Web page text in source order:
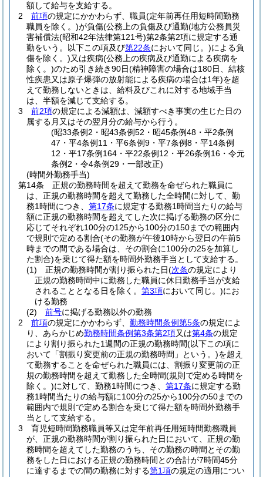
額して給与を支給する。
2
前項の規定にかかわらず、職員(定年前再任用短時間勤務
職員を除く。)が負傷(公務上の負傷及び通勤(地方公務員災
害補償法(昭和42年法律第121号)第2条第2項に規定する通
勤をいう。以下この項及び第22条において同じ。)による負
傷を除く。)又は疾病(公務上の疾病及び通勤による疾病を
除く。)のため引き続き90日(精神障害の場合は180日、結核
性疾患又は原子爆弾の放射能による疾病の場合は1年)を超
えて勤務しないときは、給料及びこれに対する地域手当
は、半額を減じて支給する。
3
前2項の規定による減額は、減額すべき事実の生じた日の
属する月又はその翌月分の給与から行う。
(昭33条例2・昭43条例52・昭45条例48・平2条例
47・平4条例11・平6条例9・平7条例8・平14条例
12・平17条例164・平22条例12・平26条例16・令元
条例2・令4条例29・一部改正)
(時間外勤務手当)
第14条
正規の勤務時間を超えて勤務を命ぜられた職員に
は、正規の勤務時間を超えて勤務した全時間に対して、勤
務1時間につき、 第17条に規定する勤務1時間当たりの給与
額に正規の勤務時間を超えてした次に掲げる勤務の区分に
応じてそれぞれ100分の125から100分の150までの範囲内
で規則で定める割合(その勤務が午後10時から翌日の午前5
時までの間である場合は、その割合に100分の25を加算し
た割合)を乗じて得た額を時間外勤務手当として支給する。
(1)
正規の勤務時間が割り振られた日(次条の規定により
正規の勤務時間中に勤務した職員に休日勤務手当が支給
されることとなる日を除く。 第3項において同じ。)にお
ける勤務
(2)
前号に掲げる勤務以外の勤務
2
前項の規定にかかわらず、 勤務時間条例第5条の規定によ
り、あらかじめ勤務時間条例第3条第2項又は第4条の規定
により割り振られた1週間の正規の勤務時間(以下この項に
おいて「割振り変更前の正規の勤務時間」という。)を超え
て勤務することを命ぜられた職員には、割振り変更前の正
規の勤務時間を超えて勤務した全時間(規則で定める時間を
除く。)に対して、勤務1時間につき、 第17条に規定する勤
務1時間当たりの給与額に100分の25から100分の50までの
範囲内で規則で定める割合を乗じて得た額を時間外勤務手
当として支給する。
3
育児短時間勤務職員等又は定年前再任用短時間勤務職員
が、正規の勤務時間が割り振られた日において、正規の勤
務時間を超えてした勤務のうち、その勤務の時間とその勤
務をした日における正規の勤務時間との合計が7時間45分
に達するまでの間の勤務に対する第1項の規定の適用につい